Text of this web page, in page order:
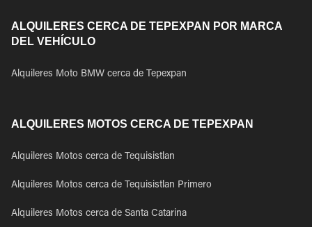
ALQUILERES CERCA DE TEPEXPAN POR MARCA
DEL VEHÍCULO
Alquileres Moto BMW cerca de Tepexpan
ALQUILERES MOTOS CERCA DE TEPEXPAN
Alquileres Motos cerca de Tequisistlan
Alquileres Motos cerca de Tequisistlan Primero
Alquileres Motos cerca de Santa Catarina